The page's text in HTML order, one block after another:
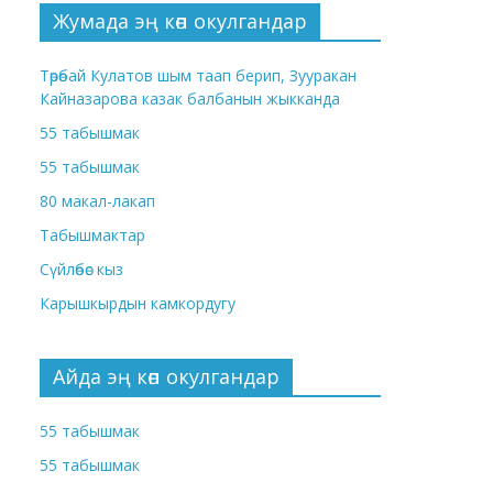
Жумада эң көп окулгандар
Төрөбай Кулатов шым таап берип, Зууракан
Кайназарова казак балбанын жыкканда
55 табышмак
55 табышмак
80 макал-лакап
Табышмактар
Сүйлөбөс кыз
Карышкырдын камкордугу
Айда эң көп окулгандар
55 табышмак
55 табышмак